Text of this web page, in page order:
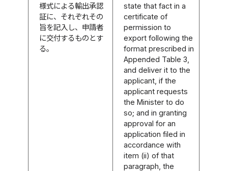
様式による輸出承認
証に、それぞれその
旨を記入し、申請者
に交付するものとす
る。
state that fact in a
certificate of
permission to
export following the
format prescribed in
Appended Table 3,
and deliver it to the
applicant, if the
applicant requests
the Minister to do
so; and in granting
approval for an
application filed in
accordance with
item (ii) of that
paragraph, the